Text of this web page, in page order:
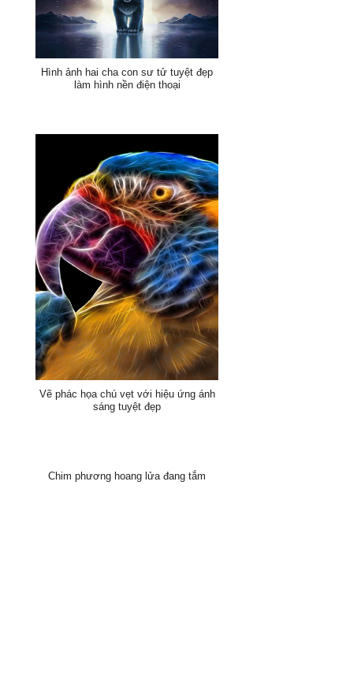
Hình ảnh hai cha con sư tử tuyệt đẹp
làm hình nền điện thoại
Vẽ phác họa chú vẹt với hiệu ứng ánh
sáng tuyệt đẹp
Chim phương hoang lửa đang tắm